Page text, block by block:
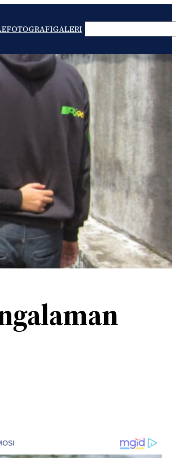
FOTOGRAFIGALERI SEARCH